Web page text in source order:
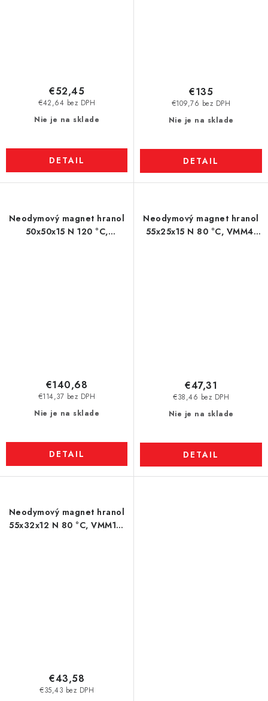
Nie je na sklade
€42,64 bez DPH
€52,45
DETAIL
Nie je na sklade
€109,76 bez DPH
€135
DETAIL
Neodymový magnet hranol
50x50x15 N 120 °C,
Nie je na sklade
€114,37 bez DPH
€140,68
DETAIL
Neodymový magnet hranol
55x25x15 N 80 °C, VMM4-
Nie je na sklade
€38,46 bez DPH
€47,31
DETAIL
Neodymový magnet hranol
55x32x12 N 80 °C, VMM10-
€35,43 bez DPH
€43,58